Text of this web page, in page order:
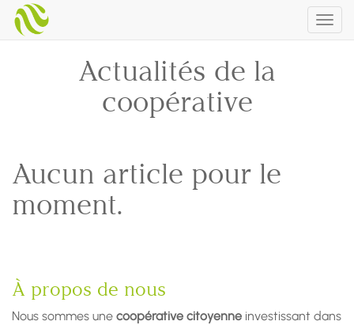
Actualités de la
coopérative
Aucun article pour le
moment.
À propos de nous
Nous sommes une coopérative citoyenne investissant dans